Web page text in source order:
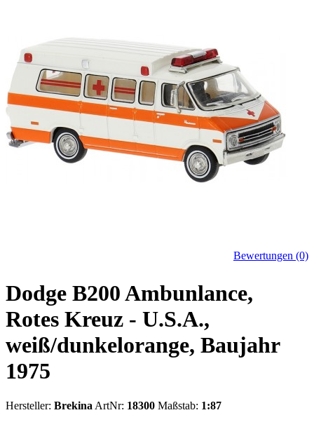
Bewertungen (0)
Dodge B200 Ambunlance,
Rotes Kreuz - U.S.A.,
weiß/dunkelorange, Baujahr
1975
Hersteller: Brekina ArtNr: 18300 Maßstab: 1:87